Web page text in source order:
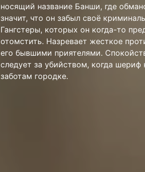
носящий название Банши, где
значит, что он забыл своё
Гангстеры, которых он когда-то
отомстить. Назревает жесткое
его бывшими приятелями.
следует за убийством, когда шериф
заботам городке.